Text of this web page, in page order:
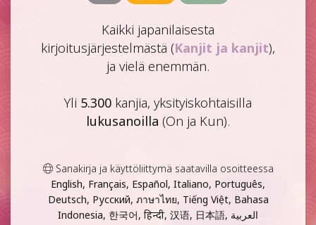
Kaikki japanilaisesta
kirjoitusjärjestelmästä (Kanjit ja kanjit),
ja vielä enemmän.
Yli 5.300 kanjia, yksityiskohtaisilla
lukusanoilla (On ja Kun).
Sanakirja ja käyttöliittymä saatavilla osoitteessa
English, Français, Español, Italiano, Português,
Deutsch, Русский, ภาษาไทย, Tiếng Việt, Bahasa
Indonesia, 한국어, हिन्दी, 汉语, 日本語, العربية